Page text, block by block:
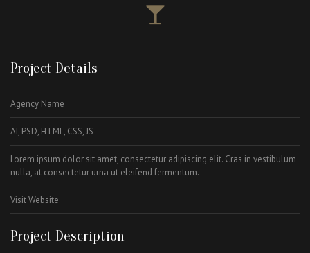
Project Details
Agency Name
AI, PSD, HTML, CSS, JS
Lorem ipsum dolor sit amet, consectetur adipiscing elit. Cras in vestibulum
nulla, at consectetur urna ut eleifend fermentum.
Visit Website
Project Description